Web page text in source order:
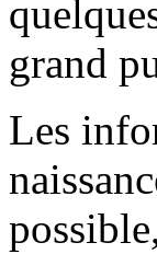
grand
Les